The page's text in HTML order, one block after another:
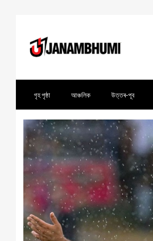
গৃহ পৃষ্ঠা আঞ্চলিক উত্তৰ-পূব